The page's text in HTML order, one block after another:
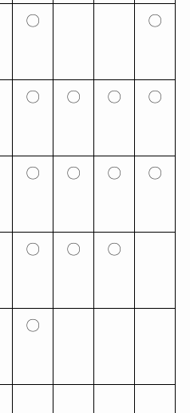
〇 〇
〇 〇 〇 〇
〇 〇 〇 〇
〇 〇 〇
〇